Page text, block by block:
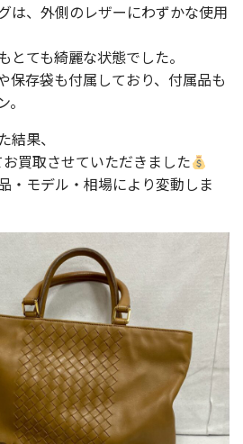
は、外側のレザーにわずかな使用
ても綺麗な状態でした。
保存袋も付属しており、付属品も
結果、
お買取させていただきました
・モデル・相場により変動しま